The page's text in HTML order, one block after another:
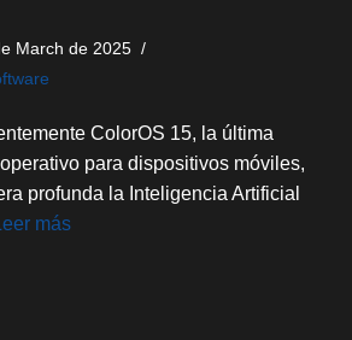
March de 2025
ColorOS 15, la última
para dispositivos móviles,
profunda la Inteligencia Artificial
más